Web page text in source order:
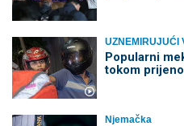
UZNEMIRUJUĆI
Popularni
tokom
Njemačka